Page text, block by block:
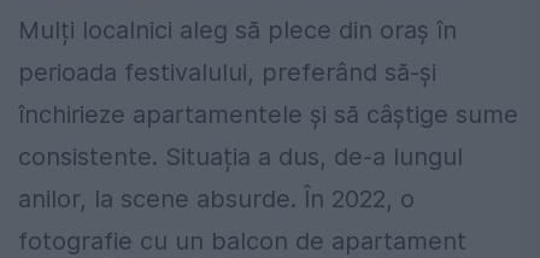
Mulți localnici aleg să plece din oraș în
perioada festivalului, preferând să-și
închirieze apartamentele și să câștige sume
consistente. Situația a dus, de-a lungul
anilor, la scene absurde. În 2022, o
fotografie cu un balcon de apartament